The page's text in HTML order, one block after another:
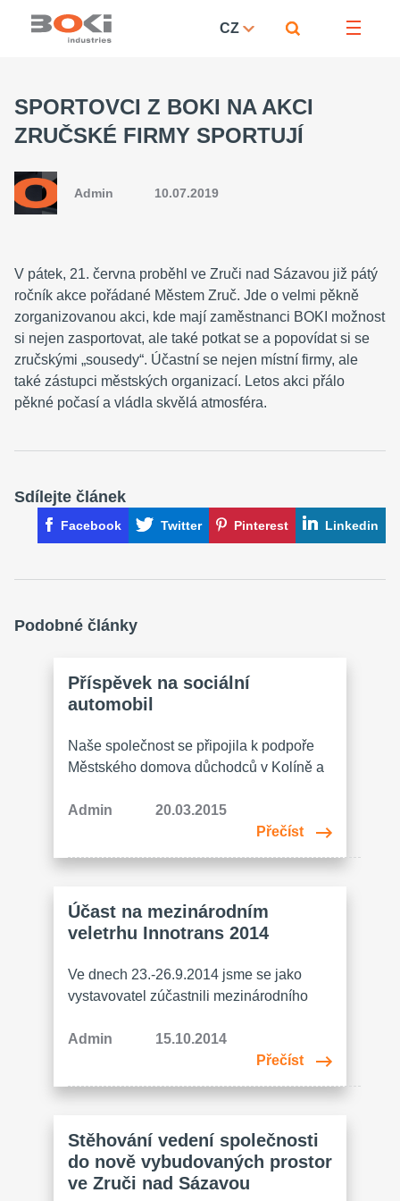
CZ
SPORTOVCI Z BOKI NA AKCI
ZRUČSKÉ FIRMY SPORTUJÍ
Admin 10.07.2019
V pátek, 21. června proběhl ve Zruči nad Sázavou již pátý
ročník akce pořádané Městem Zruč. Jde o velmi pěkně
zorganizovanou akci, kde mají zaměstnanci BOKI možnost
si nejen zasportovat, ale také potkat se a popovídat si se
zručskými „sousedy“. Účastní se nejen místní firmy, ale
také zástupci městských organizací. Letos akci přálo
pěkné počasí a vládla skvělá atmosféra.
Sdílejte článek
Facebook Twitter Pinterest Linkedin
Podobné články
Příspěvek na sociální
automobil
Naše společnost se připojila k podpoře
Městského domova důchodců v Kolíně a
automobil“ Renault Kangoo, který byl
předán dne 19.3. 2015 za účasti
Admin
20.03.2015
Přečíst
Účast na mezinárodním
veletrhu Innotrans 2014
Ve dnech 23.-26.9.2014 jsme se jako
vystavovatel zúčastnili mezinárodního
2014, který se konal v Berlíně. Převážná
část expozic byla zaměřena na dodávky
zákazníkům představili pod novým
názvem BOKI Industries naše výrobní
možnosti, certifikované…
Admin
15.10.2014
Přečíst
Stěhování vedení společnosti
do nově vybudovaných prostor
ve Zruči nad Sázavou